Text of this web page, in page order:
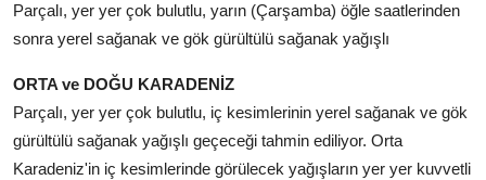
Parçalı, yer yer çok bulutlu, yarın (Çarşamba) öğle saatlerinden
sonra yerel sağanak ve gök gürültülü sağanak yağışlı
ORTA ve DOĞU KARADENİZ
Parçalı, yer yer çok bulutlu, iç kesimlerinin yerel sağanak ve gök
gürültülü sağanak yağışlı geçeceği tahmin ediliyor. Orta
Karadeniz'in iç kesimlerinde görülecek yağışların yer yer kuvvetli